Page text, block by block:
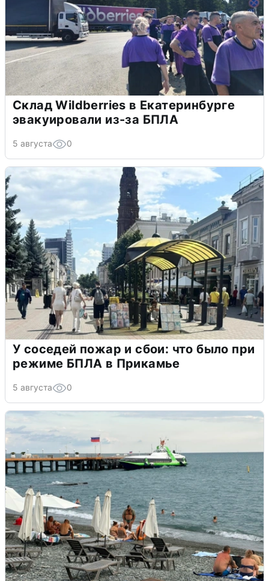
Склад Wildberries в Екатеринбурге
эвакуировали из-за БПЛА
5 августа 0
У соседей пожар и сбои: что было при
режиме БПЛА в Прикамье
5 августа 0